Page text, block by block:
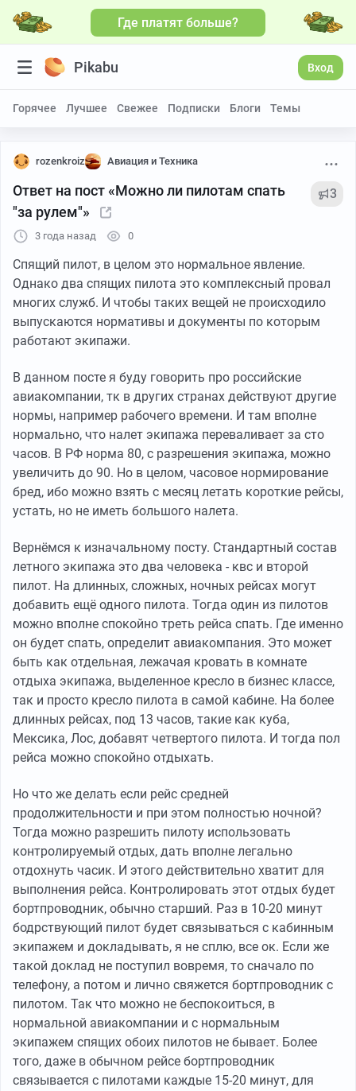
Где платят больше?
Pikabu Вход
Горячее Лучшее Свежее Подписки Блоги Темы
rozenkroiz Авиация и Техника
Ответ на пост «Можно ли пилотам спать
"за рулем"»
3
3 года назад 0
Спящий пилот, в целом это нормальное явление.
Однако два спящих пилота это комплексный провал
многих служб. И чтобы таких вещей не происходило
выпускаются нормативы и документы по которым
работают экипажи.
В данном посте я буду говорить про российские
авиакомпании, тк в других странах действуют другие
нормы, например рабочего времени. И там вполне
нормально, что налет экипажа переваливает за сто
часов. В РФ норма 80, с разрешения экипажа, можно
увеличить до 90. Но в целом, часовое нормирование
бред, ибо можно взять с месяц летать короткие рейсы,
устать, но не иметь большого налета.
Вернёмся к изначальному посту. Стандартный состав
летного экипажа это два человека - квс и второй
пилот. На длинных, сложных, ночных рейсах могут
добавить ещё одного пилота. Тогда один из пилотов
можно вполне спокойно треть рейса спать. Где именно
он будет спать, определит авиакомпания. Это может
быть как отдельная, лежачая кровать в комнате
отдыха экипажа, выделенное кресло в бизнес классе,
так и просто кресло пилота в самой кабине. На более
длинных рейсах, под 13 часов, такие как куба,
Мексика, Лос, добавят четвертого пилота. И тогда пол
рейса можно спокойно отдыхать.
Но что же делать если рейс средней
продолжительности и при этом полностью ночной?
Тогда можно разрешить пилоту использовать
контролируемый отдых, дать вполне легально
отдохнуть часик. И этого действительно хватит для
выполнения рейса. Контролировать этот отдых будет
бортпроводник, обычно старший. Раз в 10-20 минут
бодрствующий пилот будет связываться с кабинным
экипажем и докладывать, я не сплю, все ок. Если же
такой доклад не поступил вовремя, то сначало по
телефону, а потом и лично свяжется бортпроводник с
пилотом. Так что можно не беспокоиться, в
нормальной авиакомпании и с нормальным
экипажем спящих обоих пилотов не бывает. Более
того, даже в обычном рейсе бортпроводник
связывается с пилотами каждые 15-20 минут, для